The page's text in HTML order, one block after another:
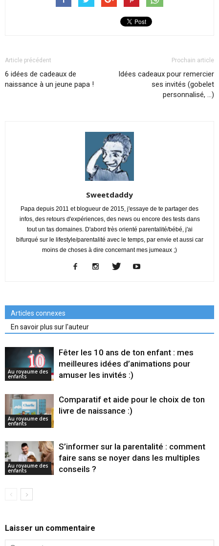
Article précédent
6 idées de cadeaux de
naissance à un jeune papa !
Prochain article
Idées cadeaux pour remercier
ses invités (gobelet
personnalisé, …)
Sweetdaddy
Papa depuis 2011 et blogueur de 2015, j'essaye de te partager des
infos, des retours d'expériences, des news ou encore des tests dans
tout un tas domaines. D'abord très orienté parentalité/bébé, j'ai
bifurqué sur le lifestyle/parentalité avec le temps, par envie et aussi car
moins de choses à dire concernant mes jumeaux ;)
Articles connexes
En savoir plus sur l'auteur
Au royaume des
enfants
Fêter les 10 ans de ton enfant : mes
meilleures idées d’animations pour
amuser les invités :)
Au royaume des
enfants
Comparatif et aide pour le choix de ton
livre de naissance :)
Au royaume des
enfants
S’informer sur la parentalité : comment
faire sans se noyer dans les multiples
conseils ?
Laisser un commentaire